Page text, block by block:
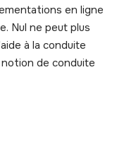
en ligne
Nul ne peut plus
à la conduite
de conduite